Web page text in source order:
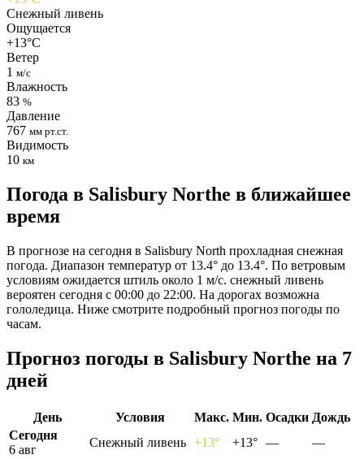
Снежный ливень
Ощущается
+13°C
Ветер
1 м/с
Влажность
83 %
Давление
767 мм рт.ст.
Видимость
10 км
Погода в Salisbury Northе в ближайшее
время
В прогнозе на сегодня в Salisbury North прохладная снежная
погода. Диапазон температур от 13.4° до 13.4°. По ветровым
условиям ожидается штиль около 1 м/с. снежный ливень
вероятен сегодня с 00:00 до 22:00. На дорогах возможна
гололедица. Ниже смотрите подробный прогноз погоды по
часам.
Прогноз погоды в Salisbury Northе на 7
дней
День Условия Макс. Мин. Осадки Дождь
Сегодня
6 авг
Снежный ливень +13° +13° —
—